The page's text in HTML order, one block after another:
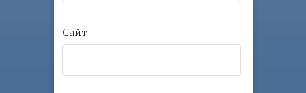
Сайт